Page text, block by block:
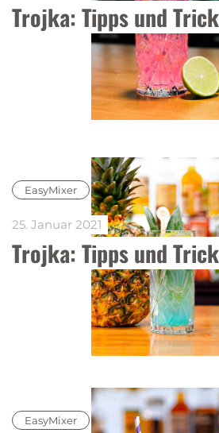
Trojka: Tipps und
EasyMixer
Trojka: Tipps und
25. Januar 2021
EasyMixer